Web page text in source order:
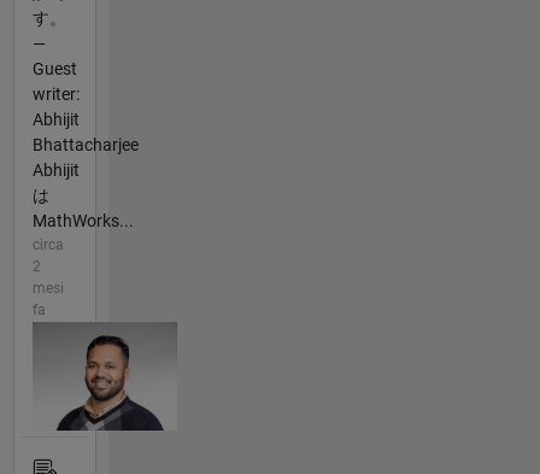
す。
—
Guest
writer:
Abhijit
Bhattacharjee
Abhijit
は
MathWorks...
circa
2
mesi
fa